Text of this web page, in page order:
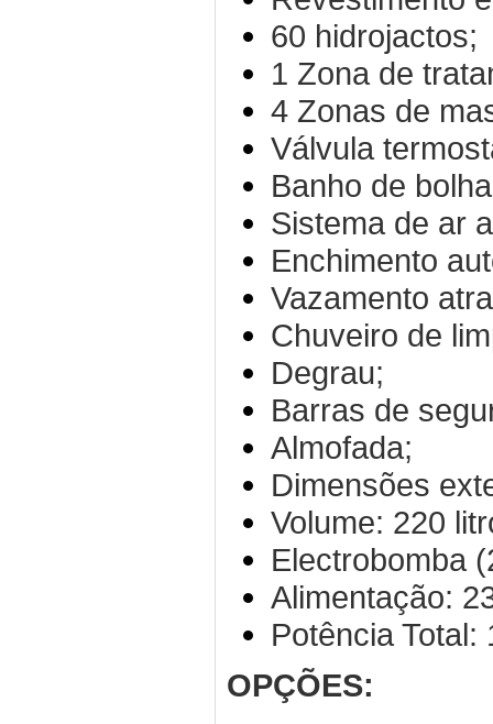
60 hidrojactos;
1 Zona de
4 Zonas de
Válvula
Banho de
Sistema de ar
Enchimento
Vazamento
Chuveiro de
Degrau;
Barras de
Almofada;
Dimensões
Volume: 220
Electrobomba
Alimentação:
Potência Total:
OPÇÕES: